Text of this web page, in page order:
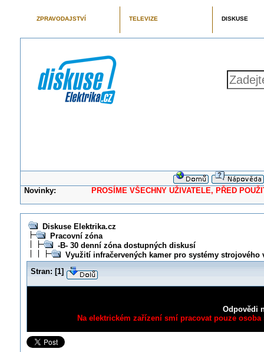
ZPRAVODAJSTVÍ TELEVIZE DISKUSE
Novinky: PROSÍME VŠECHNY UŽIVATELE, PŘED
Diskuse Elektrika.cz
Pracovní zóna
-B- 30 denní zóna dostupných diskusí
Využití infračervených kamer pro systémy strojového
Stran: [1]
Odpovědi
Na elektrickém zařízení smí pracovat pouze